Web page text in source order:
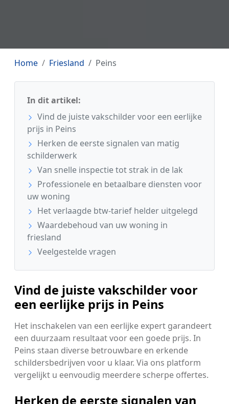
Home Friesland Peins
In dit artikel:
Vind de juiste vakschilder voor een eerlijke
prijs in Peins
Herken de eerste signalen van matig
schilderwerk
Van snelle inspectie tot strak in de lak
Professionele en betaalbare diensten voor
uw woning
Het verlaagde btw-tarief helder uitgelegd
Waardebehoud van uw woning in
friesland
Veelgestelde vragen
Vind de juiste vakschilder voor
een eerlijke prijs in Peins
Het inschakelen van een eerlijke expert garandeert
een duurzaam resultaat voor een goede prijs. In
Peins staan diverse betrouwbare en erkende
schildersbedrijven voor u klaar. Via ons platform
vergelijkt u eenvoudig meerdere scherpe offertes.
Herken de eerste signalen van